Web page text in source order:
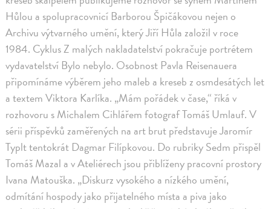
Hůlou a spolupracovnicí Barborou Špičákovou nejen o
Archivu výtvarného umění, který Jiří Hůla založil v roce
1984. Cyklus Z malých nakladatelství pokračuje portrétem
vydavatelství Bylo nebylo. Osobnost Pavla Reisenauera
připomínáme výběrem jeho maleb a kreseb z osmdesátých let
a textem Viktora Karlíka. „Mám pořádek v čase,“ říká v
rozhovoru s Michalem Cihlářem fotograf Tomáš Umlauf. V
sérii příspěvků zaměřených na art brut představuje Jaromír
Typlt tentokrát Dagmar Filípkovou. Do rubriky Sedm přispěl
Tomáš Mazal a v Ateliérech jsou přiblíženy pracovní prostory
Ivana Matouška. „Diskurz vysokého a nízkého umění,
odmítání hospody jako přijatelného místa a piva jako